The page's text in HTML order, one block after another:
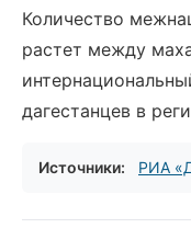
Количество
растет между
дагестанцев в
Источники: РИА